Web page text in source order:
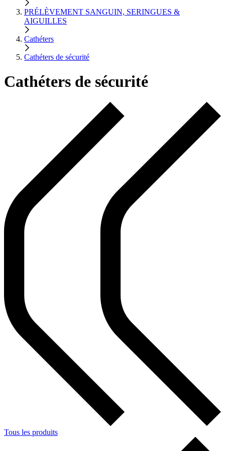
PRÉLÈVEMENT SANGUIN, SERINGUES &
AIGUILLES
Cathéters
Cathéters de sécurité
Cathéters de sécurité
Tous les produits